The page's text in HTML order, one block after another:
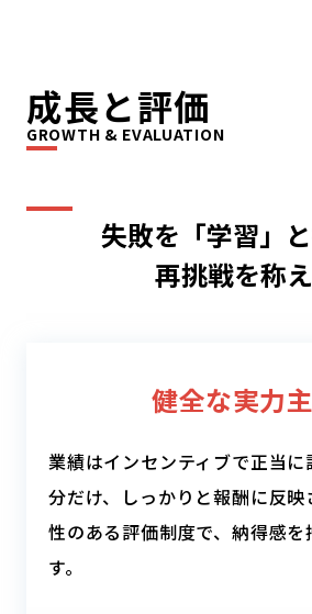
成長と評価
GROWTH & EVALUATION
失敗を「学習」と
再挑戦を称
健全な実力
業績はインセンティブで正当
分だけ、しっかりと報酬に反映
性のある評価制度で、納得感を
す。